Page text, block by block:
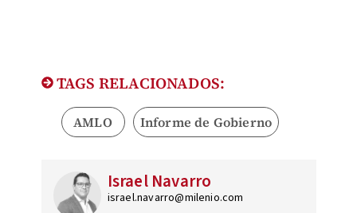
TAGS RELACIONADOS:
AMLO Informe de Gobierno
Israel Navarro
israel.navarro@milenio.com